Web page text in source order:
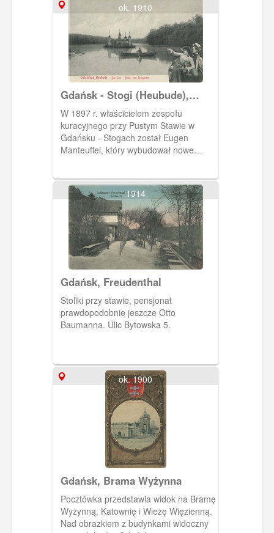
ok. 1910
Gdańsk - Stogi (Heubude),
jezioro Pusty Staw (Heidsee)
W 1897 r. właścicielem zespołu
kuracyjnego przy Pustym Stawie w
Gdańsku - Stogach został Eugen
Manteuffel, który wybudował nowe
jeziorze Pusty Staw) - atrakcja dla
dzieci.
1914
Gdańsk, Freudenthal
Stoliki przy stawie, pensjonat
prawdopodobnie jeszcze Otto
Baumanna. Ulic Bytowska 5.
ok. 1900
Gdańsk, Brama Wyżynna
Pocztówka przedstawia widok na Bramę
Wyżynną, Katownię i Wieżę Więzienną.
Nad obrazkiem z budynkami widoczny